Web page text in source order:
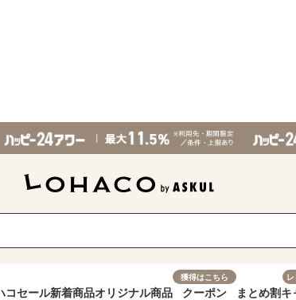
コセール新着商品オリジナル商品
獲得はこちら
クーポン まとめ割キ